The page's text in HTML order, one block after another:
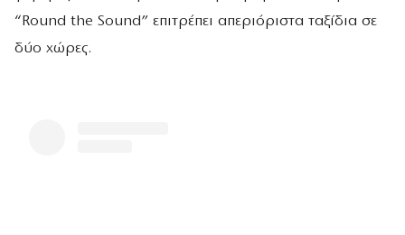
“Round the Sound” επιτρέπει απεριόριστα ταξίδια σε
δύο χώρες.